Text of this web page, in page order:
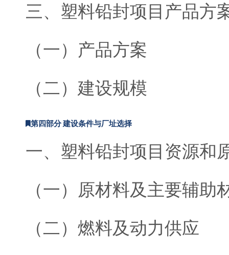
三、塑料铅封项目产品方
（一）产品方案
（二）建设规模
第四部分 建设条件与厂址选择
一、塑料铅封项目资源和
（一）原材料及主要辅助
（二）燃料及动力供应